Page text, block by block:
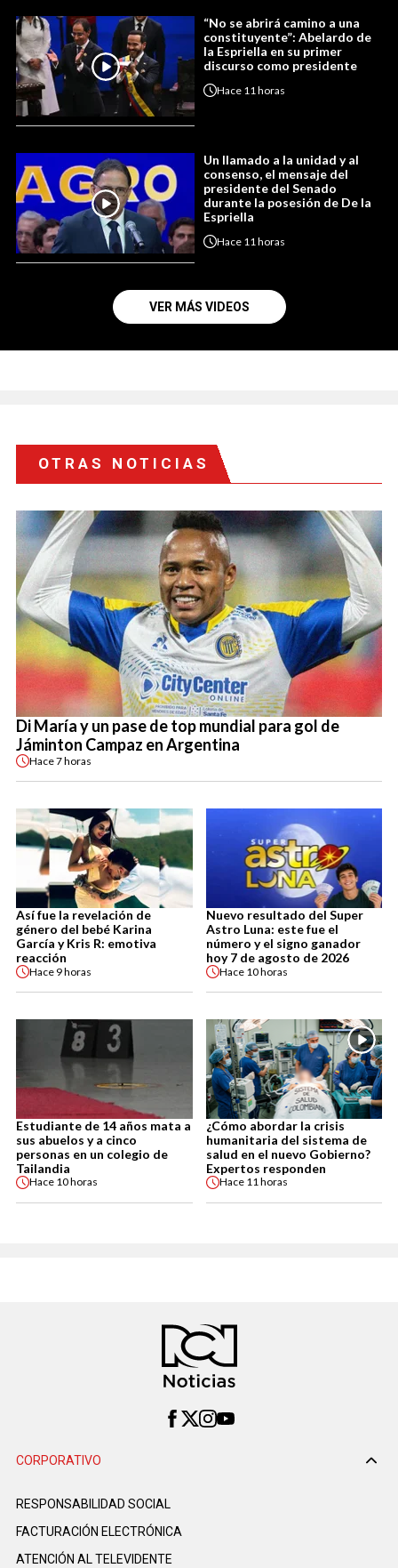
“No se abrirá camino a una
constituyente”: Abelardo de
la Espriella en su primer
discurso como presidente
Hace 11 horas
Un llamado a la unidad y al
consenso, el mensaje del
presidente del Senado
durante la posesión de De la
Espriella
Hace 11 horas
VER MÁS VIDEOS
OTRAS NOTICIAS
Di María y un pase de top mundial para gol de
Jáminton Campaz en Argentina
Hace7 horas
Así fue la revelación de
género del bebé Karina
García y Kris R: emotiva
reacción
Hace 9 horas
Nuevo resultado del Super
Astro Luna: este fue el
número y el signo ganador
hoy 7 de agosto de 2026
Hace 10 horas
Estudiante de 14 años mata a
sus abuelos y a cinco
personas en un colegio de
Tailandia
Hace 10 horas
¿Cómo abordar la crisis
humanitaria del sistema de
salud en el nuevo Gobierno?
Expertos responden
Hace 11 horas
CORPORATIVO
RESPONSABILIDAD SOCIAL
FACTURACIÓN ELECTRÓNICA
ATENCIÓN AL TELEVIDENTE